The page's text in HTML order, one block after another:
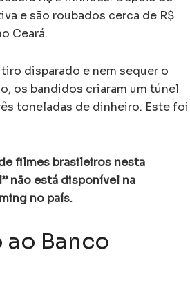
e são roubados cerca de R$
Ceará.
disparado e nem sequer o
os bandidos criaram um túnel
toneladas de dinheiro. Este foi
filmes brasileiros nesta
não está disponível na
no país.
ao Banco